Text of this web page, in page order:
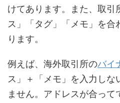
けてあります。また、取引
ス」「タグ」「メモ」を合
ります。
例えば、海外取引所のバイ
ス」＋「メモ」を入力しな
ません。アドレスが合って